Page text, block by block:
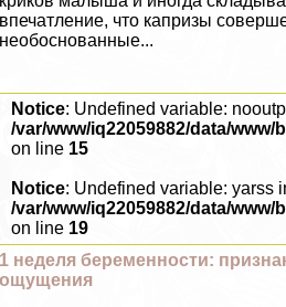
впечатление, что капризы
необоснованные...
Notice: Undefined variable:
/var/www/iq22059882/data/
on line 15
Notice: Undefined variable: yarss
/var/www/iq22059882/data/
on line 19
1 неделя беременности:
ощущения